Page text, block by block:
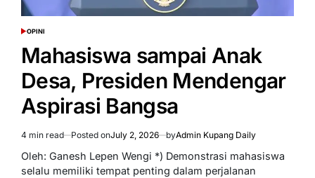
POSTED
OPINI
Mahasiswa sampai Anak
Desa, Presiden Mendengar
Aspirasi Bangsa
Estimated
read
time
4 min read Posted onJuly 2, 2026 byAdmin Kupang Daily
Oleh: Ganesh Lepen Wengi *) Demonstrasi mahasiswa
selalu memiliki tempat penting dalam perjalanan